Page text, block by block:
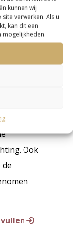
kunnen wij
verwerken. Als u
kan dit een
mogelijkheden.
alle
nodig
zijn
Ook
de